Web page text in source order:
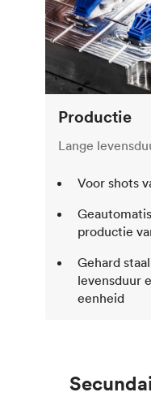
Productie
Lange
Voor shots
productie
Gehard
levensduur
eenheid